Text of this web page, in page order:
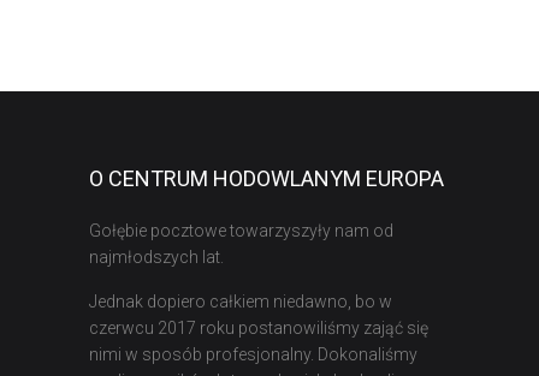
O CENTRUM HODOWLANYM EUROPA
Gołębie pocztowe towarzyszyły nam od
najmłodszych lat.
Jednak dopiero całkiem niedawno, bo w
czerwcu 2017 roku postanowiliśmy zająć się
nimi w sposób profesjonalny. Dokonaliśmy